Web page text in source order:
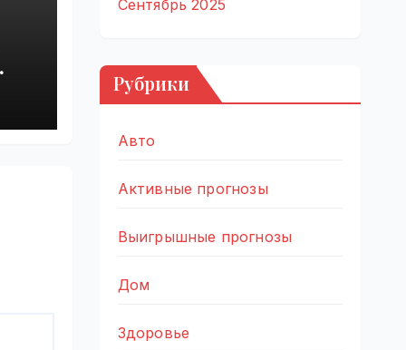
Сентябрь 2025
Рубрики
Авто
Активные прогнозы
Выигрышные прогнозы
Дом
Здоровье